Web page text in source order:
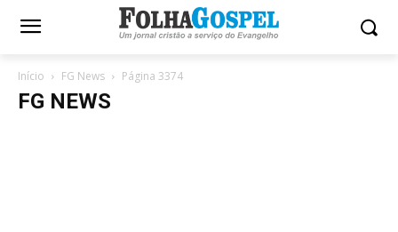
Início FG News Página 3374
FG NEWS